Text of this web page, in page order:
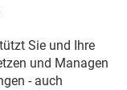
Sie und Ihre
und Managen
- auch